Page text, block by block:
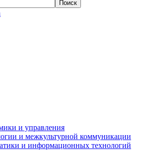
и управления
и межкультурной коммуникации
и информационных технологий